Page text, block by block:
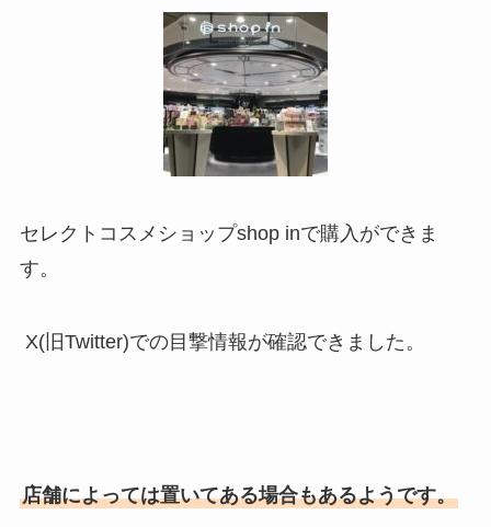
セレクトコスメショップshop inで購入ができま
す。
X(旧Twitter)での目撃情報が確認できました。
店舗によっては置いてある場合もあるようです。